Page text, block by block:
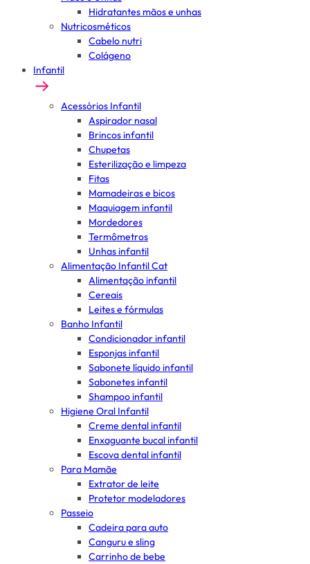
Hidratantes mãos e unhas
Nutricosméticos
Cabelo nutri
Colágeno
Infantil
Acessórios Infantil
Aspirador nasal
Brincos infantil
Chupetas
Esterilização e limpeza
Fitas
Mamadeiras e bicos
Maquiagem infantil
Mordedores
Termômetros
Unhas infantil
Alimentação Infantil Cat
Alimentação infantil
Cereais
Leites e fórmulas
Banho Infantil
Condicionador infantil
Esponjas infantil
Sabonete líquido infantil
Sabonetes infantil
Shampoo infantil
Higiene Oral Infantil
Creme dental infantil
Enxaguante bucal infantil
Escova dental infantil
Para Mamãe
Extrator de leite
Protetor modeladores
Passeio
Cadeira para auto
Canguru e sling
Carrinho de bebe